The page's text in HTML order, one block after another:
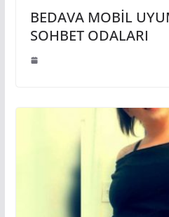
BEDAVA MOBİL
SOHBET ODALARI